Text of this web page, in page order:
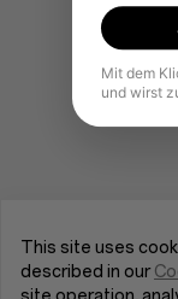
Mit dem
und wirst
This site uses
described in our